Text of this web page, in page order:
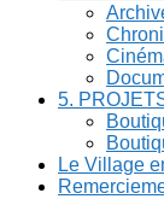
5.
Le Village